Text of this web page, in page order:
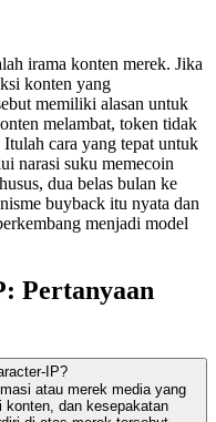
irama konten merek. Jika
konten yang
memiliki alasan untuk
melambat, token tidak
cara yang tepat untuk
narasi suku memecoin
dua belas bulan ke
buyback itu nyata dan
menjadi model
Pertanyaan
IP?
atau merek media yang
konten, dan kesepakatan